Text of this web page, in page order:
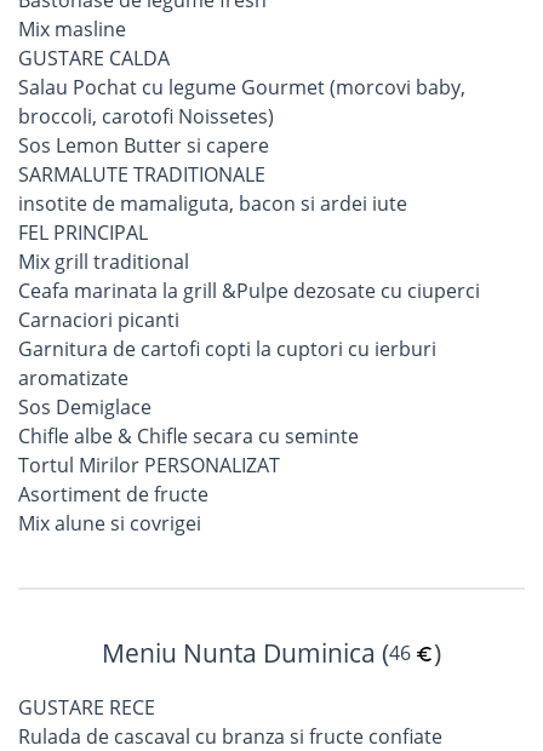
Mix masline
GUSTARE CALDA
Salau Pochat cu legume Gourmet (morcovi baby,
broccoli, carotofi Noissetes)
Sos Lemon Butter si capere
SARMALUTE TRADITIONALE
insotite de mamaliguta, bacon si ardei iute
FEL PRINCIPAL
Mix grill traditional
Ceafa marinata la grill &Pulpe dezosate cu ciuperci
Carnaciori picanti
Garnitura de cartofi copti la cuptori cu ierburi
aromatizate
Sos Demiglace
Chifle albe & Chifle secara cu seminte
Tortul Mirilor PERSONALIZAT
Asortiment de fructe
Mix alune si covrigei
Meniu Nunta Duminica (46 )
GUSTARE RECE
Rulada de cascaval cu branza si fructe confiate